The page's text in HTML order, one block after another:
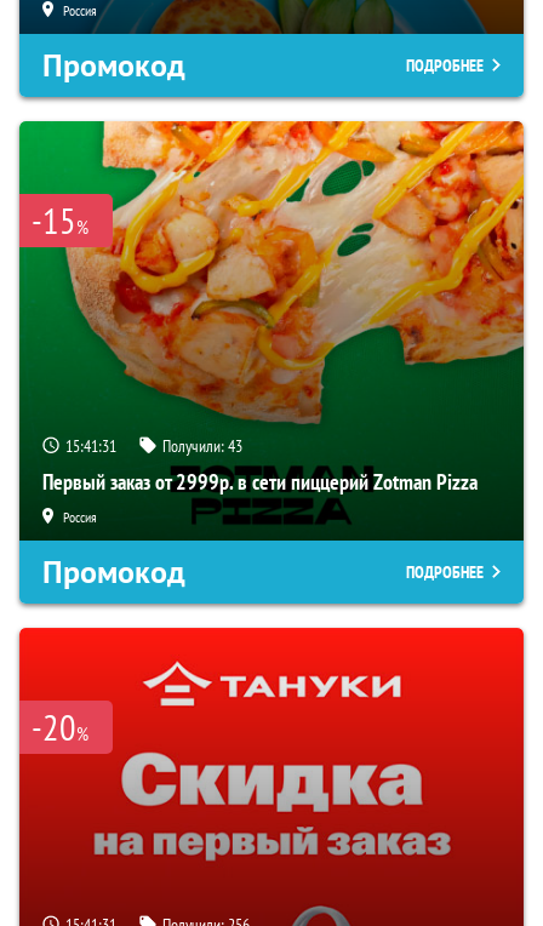
Россия
Промокод ПОДРОБНЕЕ
-15%
15:41:30 Получили:43
Первый заказ от 2999р. в сети пиццерий Zotman Pizza
Россия
Промокод ПОДРОБНЕЕ
-20%